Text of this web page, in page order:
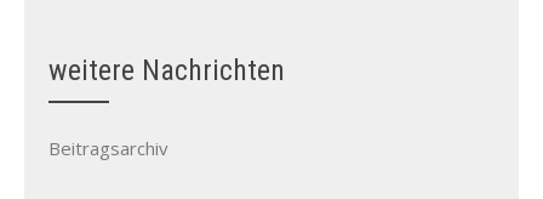
weitere Nachrichten
Beitragsarchiv